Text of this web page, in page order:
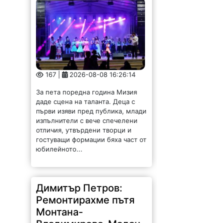
167 | 2026-08-08 16:26:14
За пета поредна година Мизия
даде сцена на таланта. Деца с
първи изяви пред публика, млади
изпълнители с вече спечелени
отличия, утвърдени творци и
гостуващи формации бяха част от
юбилейното...
Ремонтирахме пътя
Монтана-
Владимирово-Мадан
след сигнали на
граждани